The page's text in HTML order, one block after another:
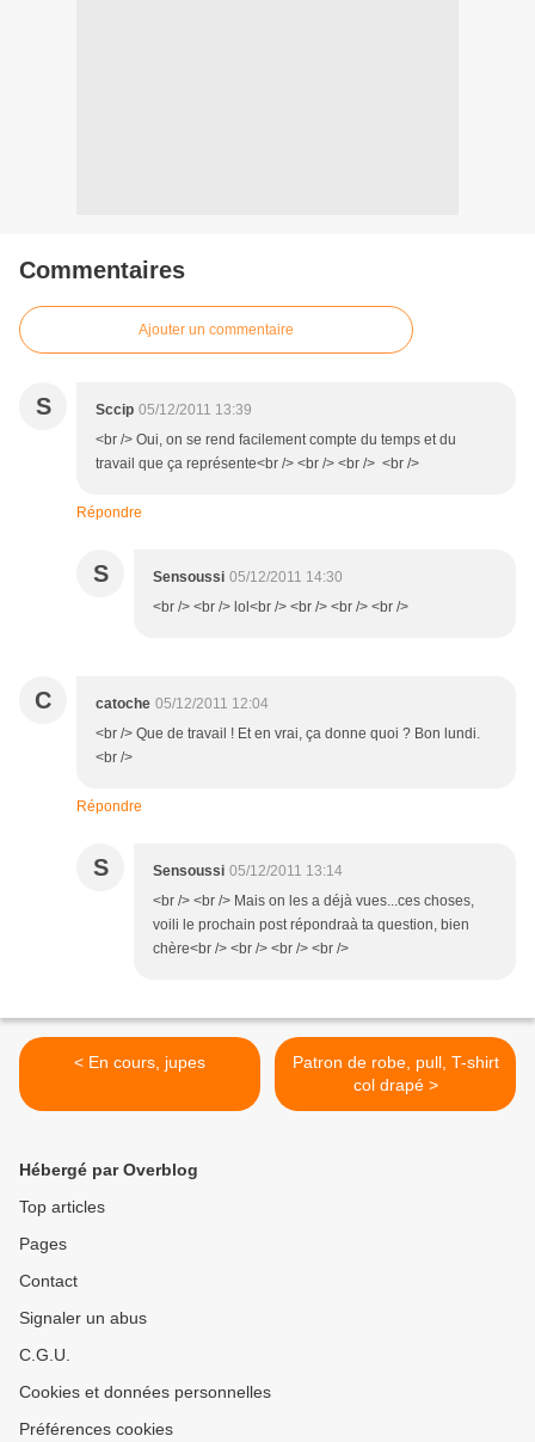
Commentaires
Ajouter un commentaire
S Sccip 05/12/2011 13:39
<br /> Oui, on se rend facilement compte du temps et du
travail que ça représente<br /> <br /> <br /> <br />
Répondre
S Sensoussi 05/12/2011 14:30
<br /> <br /> lol<br /> <br /> <br /> <br />
C catoche 05/12/2011 12:04
<br /> Que de travail ! Et en vrai, ça donne quoi ? Bon lundi.
<br />
Répondre
S Sensoussi 05/12/2011 13:14
<br /> <br /> Mais on les a déjà vues...ces choses,
voili le prochain post répondraà ta question, bien
chère<br /> <br /> <br /> <br />
< En cours, jupes
Patron de robe, pull, T-shirt
col drapé >
Hébergé par Overblog
Top articles
Pages
Contact
Signaler un abus
C.G.U.
Cookies et données personnelles
Préférences cookies